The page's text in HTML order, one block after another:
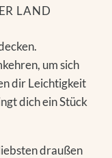
LAND
um sich
dir Leichtigkeit
dich ein Stück
draußen